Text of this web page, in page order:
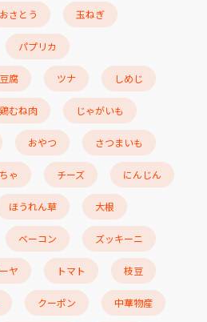
おさとう 玉ねぎ
パプリカ
豆腐 ツナ しめじ
鶏むね肉 じゃがいも
おやつ さつまいも
ゃ チーズ にんじん
ほうれん草 大根
ベーコン ズッキーニ
ヤ トマト 枝豆
クーポン 中華物産